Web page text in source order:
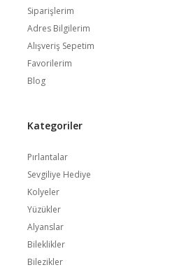
Siparişlerim
Adres Bilgilerim
Alışveriş Sepetim
Favorilerim
Blog
Kategoriler
Pırlantalar
Sevgiliye Hediye
Kolyeler
Yüzükler
Alyanslar
Bileklikler
Bilezikler